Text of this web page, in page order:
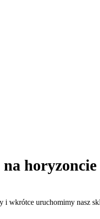
horyzoncie
i wkrótce uruchomimy nasz